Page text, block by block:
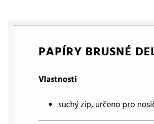
PAPÍRY BRUSNÉ
Vlastnosti
suchý zip, určeno pro